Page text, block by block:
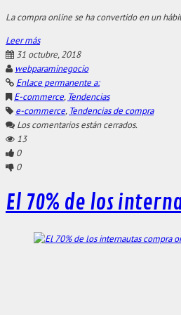
La compra online se ha convertido en un
Leer más
31 octubre, 2018
webparaminegocio
Enlace permanente a:
E-commerce, Tendencias
e-commerce, Tendencias de compra
Los comentarios están cerrados.
13
0
0
El 70% de los